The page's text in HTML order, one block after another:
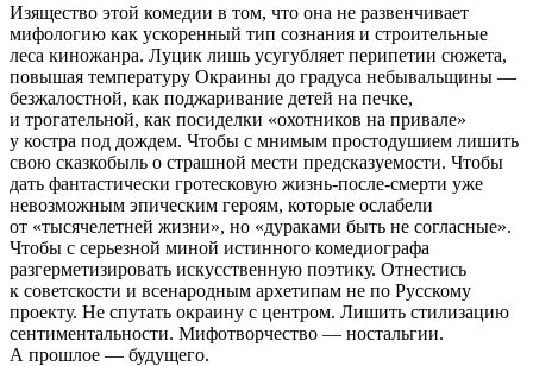
Изящество этой комедии в том, что она не развенчивает
мифологию как ускоренный тип сознания и строительные
леса киножанра. Луцик лишь усугубляет перипетии сюжета,
повышая температуру Окраины до градуса небывальщины —
безжалостной, как поджаривание детей на печке,
и трогательной, как посиделки «охотников на привале»
у костра под дождем. Чтобы с мнимым простодушием лишить
свою сказкобыль о страшной мести предсказуемости. Чтобы
дать фантастически гротесковую жизнь-после-смерти уже
невозможным эпическим героям, которые ослабели
от «тысячелетней жизни», но «дураками быть не согласные».
Чтобы с серьезной миной истинного комедиографа
разгерметизировать искусственную поэтику. Отнестись
к советскости и всенародным архетипам не по Русскому
проекту. Не спутать окраину с центром. Лишить стилизацию
сентиментальности. Мифотворчество — ностальгии.
А прошлое — будущего.